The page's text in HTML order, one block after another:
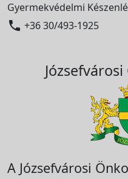
Gyermekvédelmi
 +36 30/493-1925
A Józsefvárosi